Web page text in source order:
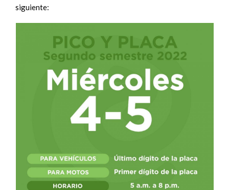
siguiente: